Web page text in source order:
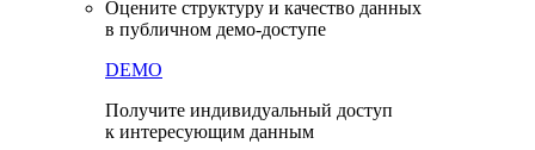
Оцените структуру и качество данных
в публичном демо-доступе
DEMO
Получите индивидуальный доступ
к интересующим данным